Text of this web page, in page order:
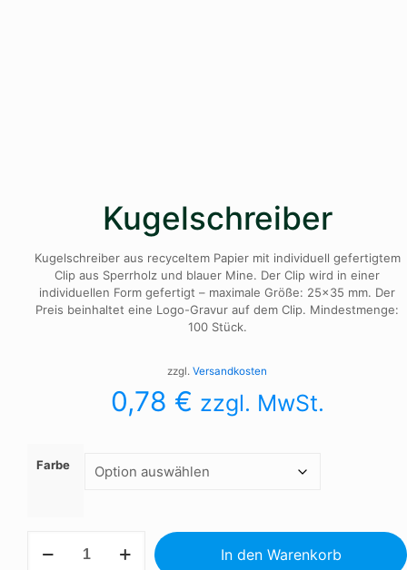
Kugelschreiber
Kugelschreiber aus recyceltem Papier mit individuell gefertigtem
Clip aus Sperrholz und blauer Mine. Der Clip wird in einer
individuellen Form gefertigt – maximale Größe: 25×35 mm. Der
Preis beinhaltet eine Logo-Gravur auf dem Clip. Mindestmenge:
100 Stück.
zzgl. Versandkosten
0,78 € zzgl. MwSt.
Farbe
Menge
In den Warenkorb